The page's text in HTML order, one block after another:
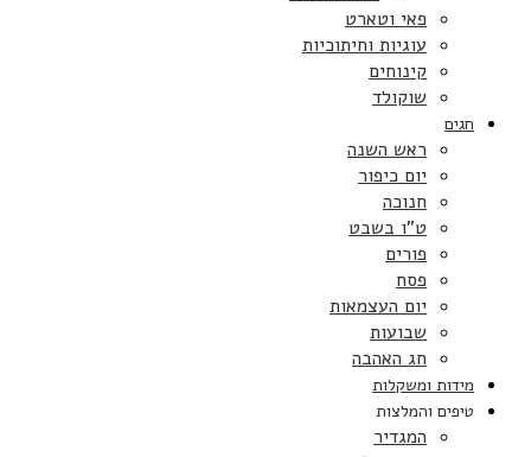
פאי וטארט
עוגיות וחיתוכיות
קינוחים
שוקולד
חגים
ראש השנה
יום כיפור
חנוכה
ט”ו בשבט
פורים
פסח
יום העצמאות
שבועות
חג האהבה
מידות ומשקלות
טיפים והמלצות
המגדיר